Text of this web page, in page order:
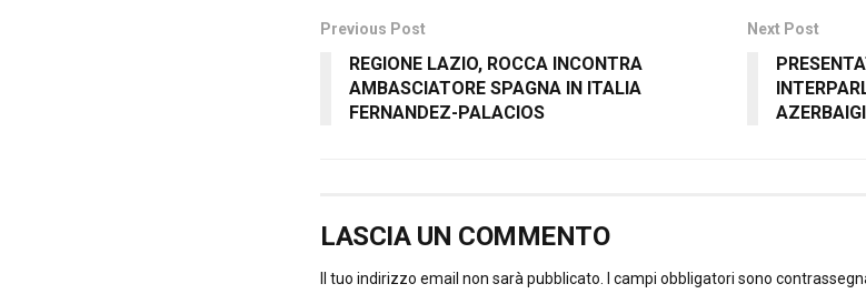
Previous Post
REGIONE LAZIO, ROCCA INCONTRA
AMBASCIATORE SPAGNA IN ITALIA
FERNANDEZ-PALACIOS
Next Post
LASCIA UN COMMENTO
Il tuo indirizzo email non sarà pubblicato. I campi obbligatori sono